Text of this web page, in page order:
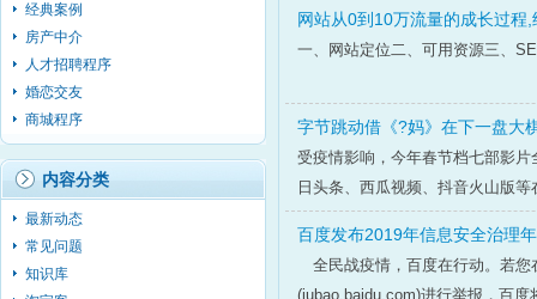
经典案例
房产中介
人才招聘程序
婚恋交友
商城程序
内容分类
最新动态
常见问题
知识库
网站从0到10万流量的成长过程
一、网站定位二、可用资源三、
字节跳动借《?妈》在下一盘大
受疫情影响，今年春节档七部影
日头条、西瓜视频、抖音火山版
百度发布2019年信息安全治理
全民战疫情，百度在行动。若您
(jubao.baidu.com)进行举报，百